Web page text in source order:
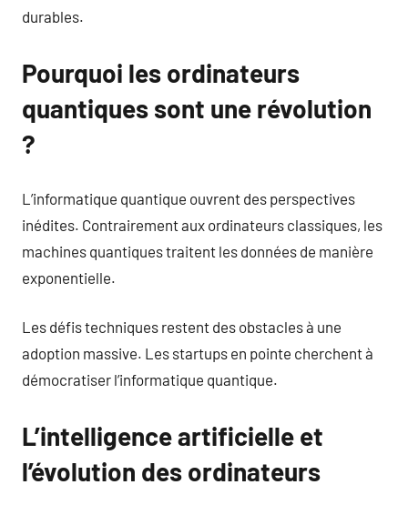
durables.
Pourquoi les ordinateurs
quantiques sont une révolution
?
L’informatique quantique ouvrent des perspectives
inédites. Contrairement aux ordinateurs classiques, les
machines quantiques traitent les données de manière
exponentielle.
Les défis techniques restent des obstacles à une
adoption massive. Les startups en pointe cherchent à
démocratiser l’informatique quantique.
L’intelligence artificielle et
l’évolution des ordinateurs